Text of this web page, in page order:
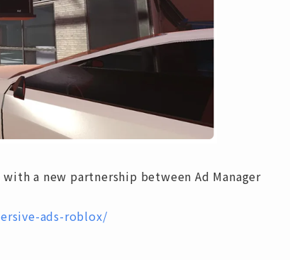
a new partnership between Ad Manager
ads-roblox/